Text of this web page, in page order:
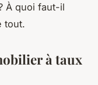
À quoi faut-il
tout.
à taux